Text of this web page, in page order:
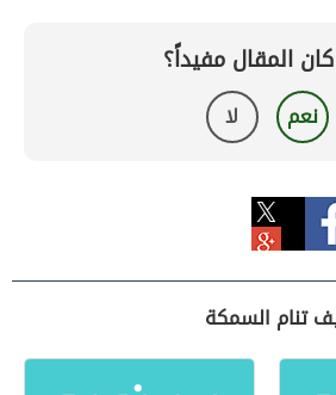
المقال مفيداً؟
نعم لا
تنام السمكة